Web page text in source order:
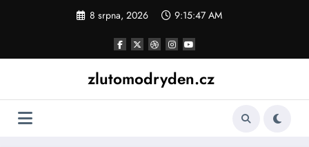
8 srpna, 2026 9:15:48 AM
zlutomodryden.cz